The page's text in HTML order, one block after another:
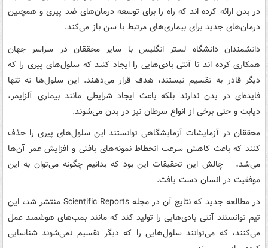
در بدن ارائه کرده اند که راه را برای توسعه درمان‌های ضد پیری و همچنین
درمان‌های جدید برای بیماری‌های مرتبط با سن باز می‌کند.
دانشمندان دانشگاه لستر انگلیس با سایر محققان در سراسر جهان
همکاری کرده اند تا آنتی بادی‌هایی را ایجاد کنند که سلول‌های پیری را که
دیگر قادر به تقسیم نیستند، هدف قرار می‌دهند. این سلول‌ها نه تنها
فایده‌ای در بدن ندارند بلکه باعث ایجاد شرایطی مانند بیماری آلزایمر،
دیابت و حتی برخی از انواع سرطان نیز در بدن می‌شوند.
محققان در آزمایشات آزمایشگاهی توانستند این سلول‌های پیری را حذف
کنند که باعث کاهش سرعت انحطاط نمونه‌های بافتی و افزایش عمر آن‌ها
می‌شد، چالش این تحقیقات این بود که بدانیم چگونه می‌توان به این
موفقیت در انسان دست یافت.
در مطالعه جدید که نتایج آن در مجله Scientific Reports منتشر شد، این
تیم توانستند آنتی بادی‌هایی را تولید کند که مانند بمب‌های هوشمند عمل
می‌کنند، که می‌توانند سلول‌هایی را که دیگر تقسیم نمی‌شوند شناسایی